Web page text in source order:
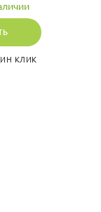
КЛИК